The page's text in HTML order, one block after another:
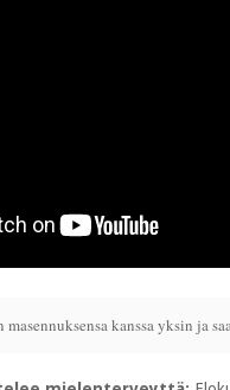
kanssa yksin ja